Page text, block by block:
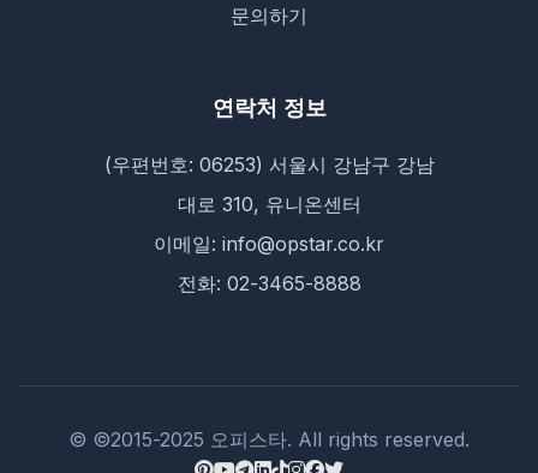
문의하기
연락처 정보
(우편번호: 06253) 서울시 강남구 강남
대로 310, 유니온센터
이메일: info@opstar.co.kr
전화: 02-3465-8888
© ©2015-2025 오피스타. All rights reserved.